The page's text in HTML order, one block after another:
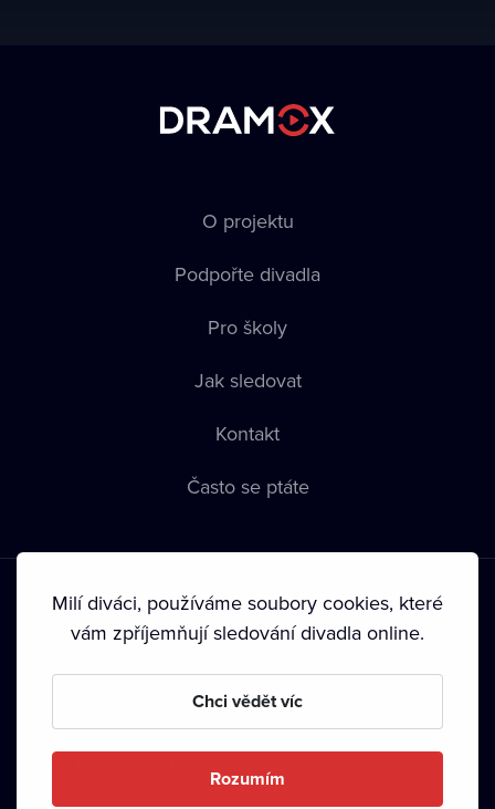
O projektu
Podpořte divadla
Pro školy
Jak sledovat
Kontakt
Často se ptáte
Podmínky používání • Ochrana soukromí • Zásady používání
• Autorská práva•
Milí diváci, používáme soubory cookies, které
vám zpříjemňují sledování divadla online.
Chci vědět víc
Rozumím